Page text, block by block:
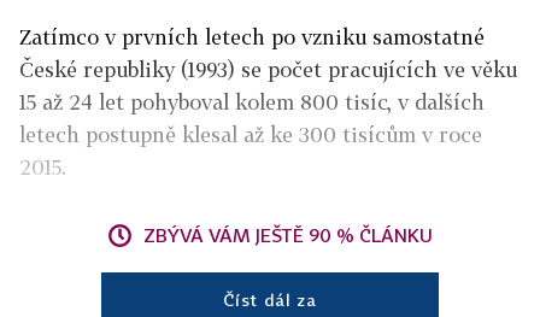
Zatímco v prvních letech po vzniku samostatné
České republiky (1993) se počet pracujících ve věku
15 až 24 let pohyboval kolem 800 tisíc, v dalších
letech postupně klesal až ke 300 tisícům v roce
2015.
ZBÝVÁ VÁM JEŠTĚ 90 % ČLÁNKU
Číst dál za